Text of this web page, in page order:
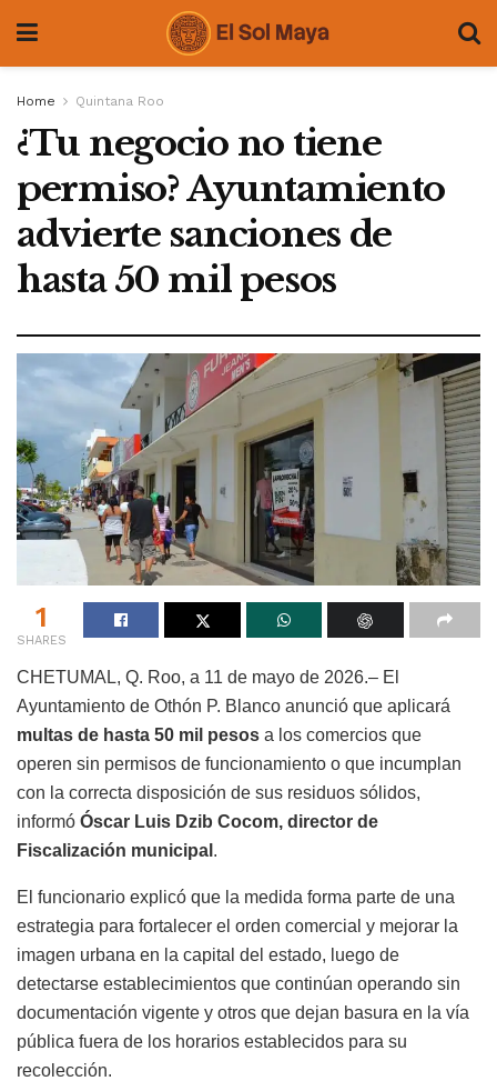
Home Quintana Roo
¿Tu negocio no tiene
permiso? Ayuntamiento
advierte sanciones de
hasta 50 mil pesos
1
SHARES
CHETUMAL, Q. Roo, a 11 de mayo de 2026.– El
Ayuntamiento de Othón P. Blanco anunció que aplicará
multas de hasta 50 mil pesos a los comercios que
operen sin permisos de funcionamiento o que incumplan
con la correcta disposición de sus residuos sólidos,
informó Óscar Luis Dzib Cocom, director de
Fiscalización municipal .
El funcionario explicó que la medida forma parte de una
estrategia para fortalecer el orden comercial y mejorar la
imagen urbana en la capital del estado, luego de
detectarse establecimientos que continúan operando sin
documentación vigente y otros que dejan basura en la vía
pública fuera de los horarios establecidos para su
recolección.